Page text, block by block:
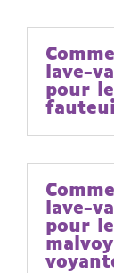
lave-
pour
lave-
pour